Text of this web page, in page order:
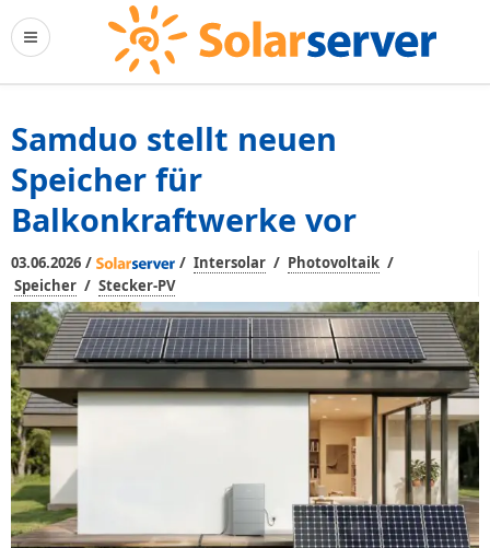
Samduo stellt neuen
Speicher für
Balkonkraftwerke vor
03.06.2026 / / Intersolar / Photovoltaik /
Speicher / Stecker-PV